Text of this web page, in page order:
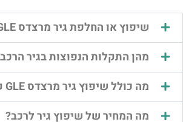
שיפוץ או החלפת גיר מרצדס GLE קופה?
מהן התקלות הנפוצות בגיר
מה כולל שיפוץ גיר מרצדס GLE קופה?
מה המחיר של שיפוץ גיר לרכב?